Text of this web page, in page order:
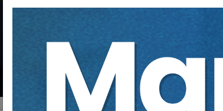
Sertifika Tekrar İzle Ekli Dosya
(Eğitim 1/6) İşçilik
Alacaklarında Ücret ve Hizmet